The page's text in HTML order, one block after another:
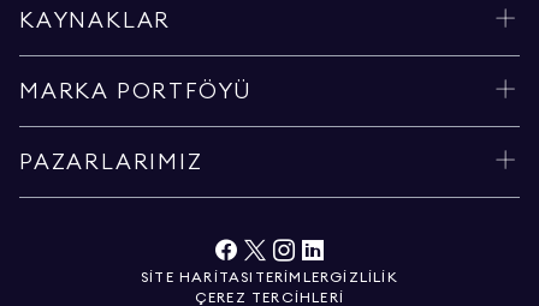
KAYNAKLAR
MARKA PORTFÖYÜ
PAZARLARIMIZ
SITE HARITASI TERIMLER GIZLILIK
ÇEREZ TERCIHLERI